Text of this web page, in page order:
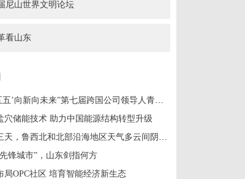
尼山世界文明论坛
看山东
“携手‘十五五’向新向未来”第七届跨国公司领导人青岛峰会开幕
穴储能技术 助力中国能源结构转型升级
预计未来三天，鲁西北和北部沿海地区天气多云间阴局部有雷雨或阵雨
锋城市”，山东剑指何方
局OPC社区 培育智能经济新生态